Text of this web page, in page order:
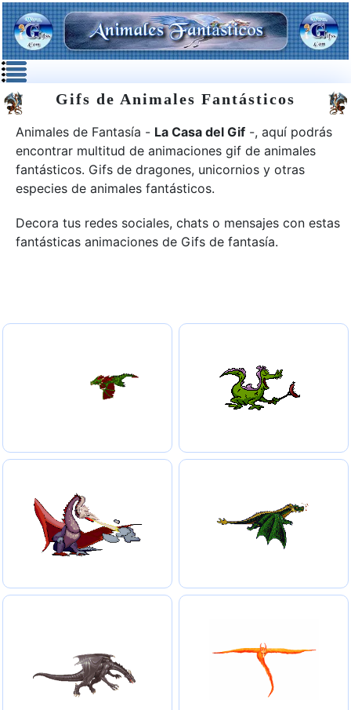
Gifs de Animales Fantásticos
Animales de Fantasía - La Casa del Gif -, aquí podrás
encontrar multitud de animaciones gif de animales
fantásticos. Gifs de dragones, unicornios y otras
especies de animales fantásticos.
Decora tus redes sociales, chats o mensajes con estas
fantásticas animaciones de Gifs de fantasía.